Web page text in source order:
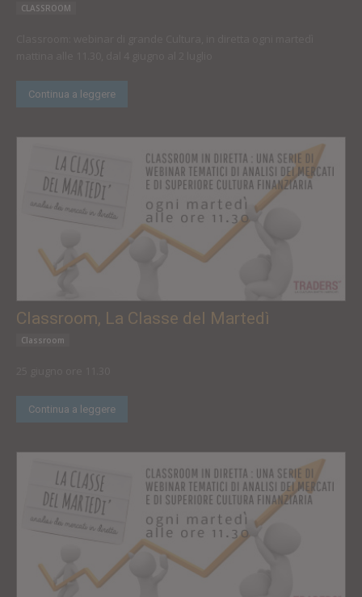
CLASSROOM
Continua a leggere
Classroom, La Classe del Martedì
Classroom
Continua a leggere